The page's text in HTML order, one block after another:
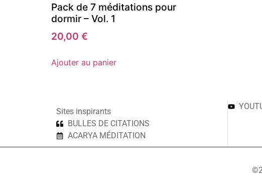
Pack de 7 méditations pour
dormir – Vol. 1
20,00 €
Ajouter au panier
Sites inspirants
BULLES DE CITATIONS
ACARYA MÉDITATION